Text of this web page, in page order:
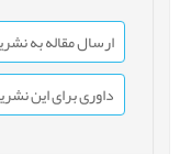
ارسال مقاله به
داوری برای این